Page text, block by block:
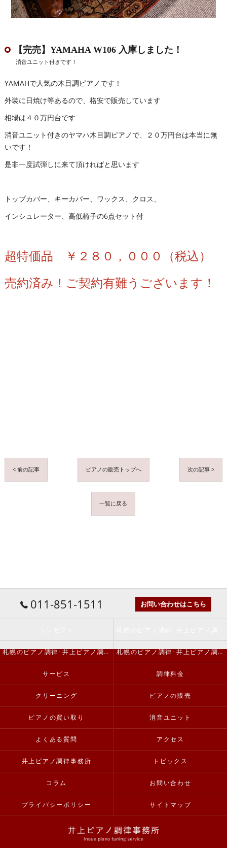
【完売】YAMAHA W106 入庫しました！
消音ユニット付きです！
YAMAHで人気の木目調ピアノです！
外装に日焼け等あるので、格安で販売しています
相場は４０万円台です
消音ユニット付きのヤマハ木目調ピアノで、２０万円台は本当に無
いです！
是非一度試弾しに来て頂ければと思います
トップカバー、キーカバー、ワックス、クロス、
インシュレーター、高低椅子の6点セット付
超特価品 ￥２８０，０００（税込）
売約済み！ご契約有難うございます！
< 前の記事 ピアノの販売トップへ 次の記事 >
一覧に戻る
011-851-1511 お問い合わせはこちら
札幌のピアノ調律･井上ピアノ調律事務所の評判 札幌のピアノ調律･井上ピアノ調律事務所のお客様の声
サービス 調律料金
クリーニング ピアノの販売
ピアノの買い取り 消音ユニット
よくある質問 アクセス
井上ピアノ調律事務所 トピックス
コラム お問い合わせ
プライバシーポリシー サイトマップ